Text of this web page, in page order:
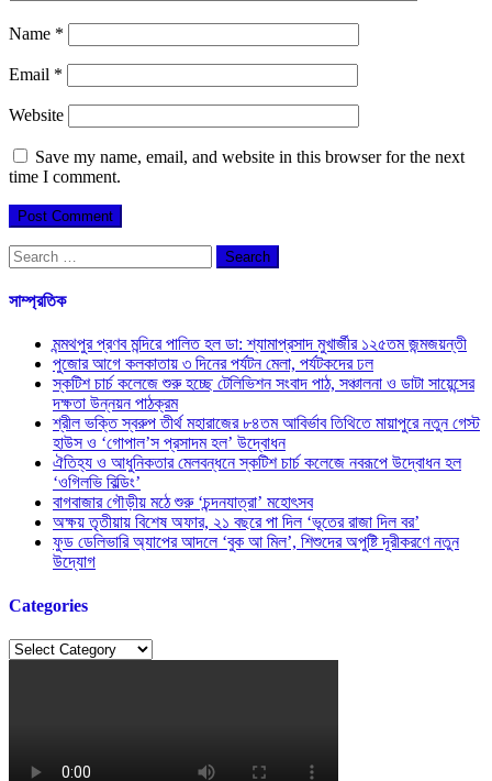
Name *
Email *
Website
Save my name, email, and website in this browser for the next
time I comment.
Search
for:
সাম্প্রতিক
মন্মথপুর প্রণব মন্দিরে পালিত হল ডা: শ্যামাপ্রসাদ মুখার্জীর ১২৫তম জন্মজয়ন্তী
পুজোর আগে কলকাতায় ৩ দিনের পর্যটন মেলা, পর্যটকদের ঢল
স্কটিশ চার্চ কলেজে শুরু হচ্ছে টেলিভিশন সংবাদ পাঠ, সঞ্চালনা ও ডাটা সায়েন্সের
দক্ষতা উন্নয়ন পাঠক্রম
শ্রীল ভক্তি স্বরুপ তীর্থ মহারাজের ৮৪তম আবির্ভাব তিথিতে মায়াপুরে নতুন গেস্ট
হাউস ও ‘গোপাল’স প্রসাদম হল’ উদ্বোধন
ঐতিহ্য ও আধুনিকতার মেলবন্ধনে স্কটিশ চার্চ কলেজে নবরূপে উদ্বোধন হল
‘ওগিলভি বিল্ডিং’
বাগবাজার গৌড়ীয় মঠে শুরু ‘চন্দনযাত্রা’ মহোৎসব
অক্ষয় তৃতীয়ায় বিশেষ অফার, ২১ বছরে পা দিল ‘ভূতের রাজা দিল বর’
ফুড ডেলিভারি অ্যাপের আদলে ‘বুক আ মিল’, শিশুদের অপুষ্টি দূরীকরণে নতুন
উদ্যোগ
Categories
Categories